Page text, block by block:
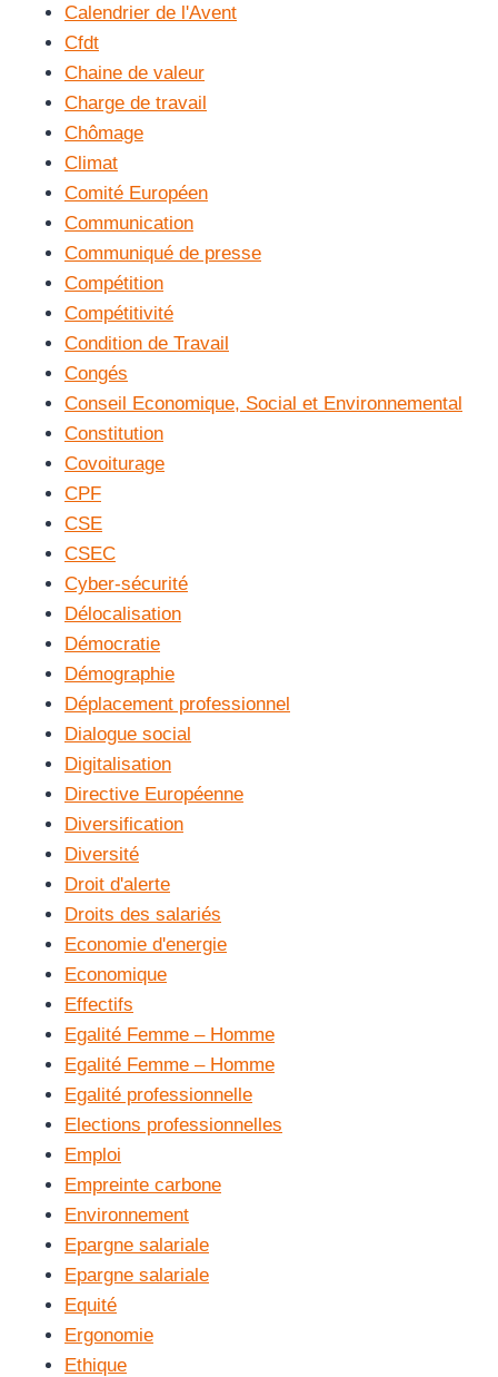
Calendrier de l'Avent
Cfdt
Chaine de valeur
Charge de travail
Chômage
Climat
Comité Européen
Communication
Communiqué de presse
Compétition
Compétitivité
Condition de Travail
Congés
Conseil Economique, Social et Environnemental
Constitution
Covoiturage
CPF
CSE
CSEC
Cyber-sécurité
Délocalisation
Démocratie
Démographie
Déplacement professionnel
Dialogue social
Digitalisation
Directive Européenne
Diversification
Diversité
Droit d'alerte
Droits des salariés
Economie d'energie
Economique
Effectifs
Egalité Femme – Homme
Egalité Femme – Homme
Egalité professionnelle
Elections professionnelles
Emploi
Empreinte carbone
Environnement
Epargne salariale
Epargne salariale
Equité
Ergonomie
Ethique